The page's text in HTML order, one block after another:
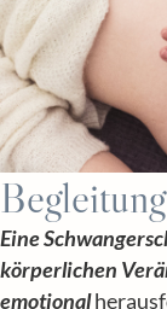
Eine
körperlichen
emotional